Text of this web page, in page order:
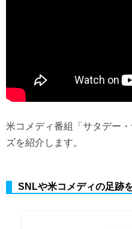
米コメディ番組「サタデー
ズを紹介します。
SNLや米コメディの足跡